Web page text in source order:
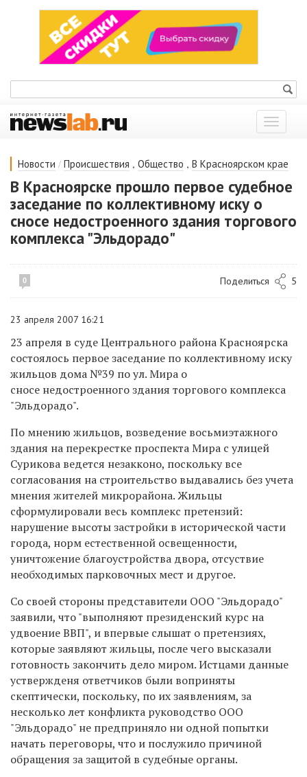
Показать
меню
Новости / Происшествия , Общество , В Красноярском крае
В Красноярске прошло первое судебное
заседание по коллективному иску о
сносе недостроенного здания торгового
комплекса "Эльдорадо"
0 Поделиться 5
23 апреля 2007 16:21
23 апреля в суде Центрального района Красноярска
состоялось первое заседание по коллективному иску
жильцов дома №39 по ул. Мира о
сносе недостроенного здания торгового комплекса
"Эльдорадо".
По мнению жильцов, возведение восьмиэтажного
здания на перекрестке проспекта Мира с улицей
Сурикова ведется незакконо, поскольку все
согласования на строительство выдавались без учета
мнения жителей микрорайона. Жильцы
сформулировали весь комплекс претензий:
нарушение высоты застройки в исторической части
города, норм естественной освещенности,
уничтожение благоустройства двора, отсуствие
необходимых парковочных мест и другое.
Со своей стороны представители ООО "Эльдорадо"
заявили, что "выполняют президенский курс на
удвоение ВВП", и впервые слышат о претензиях,
которые заявляют жильцы, после чего высказали
готовность закончить дело миром. Истцами данные
уствержденя ответчиков были воприняты
скептически, поскольку, по их заявлениям, за
несколько лет конфликта руководство ООО
"Эльдорадо" не предприняло ни одной попытки
начать переговоры, что и послужило причиной
обращения за защитой в судебные органы.